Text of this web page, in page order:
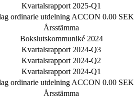
Kvartalsrapport 2025-Q1
ordinarie utdelning ACCON 0.00 SEK
Årsstämma
Bokslutskommuniké 2024
Kvartalsrapport 2024-Q3
Kvartalsrapport 2024-Q2
Kvartalsrapport 2024-Q1
ordinarie utdelning ACCON 0.00 SEK
Årsstämma